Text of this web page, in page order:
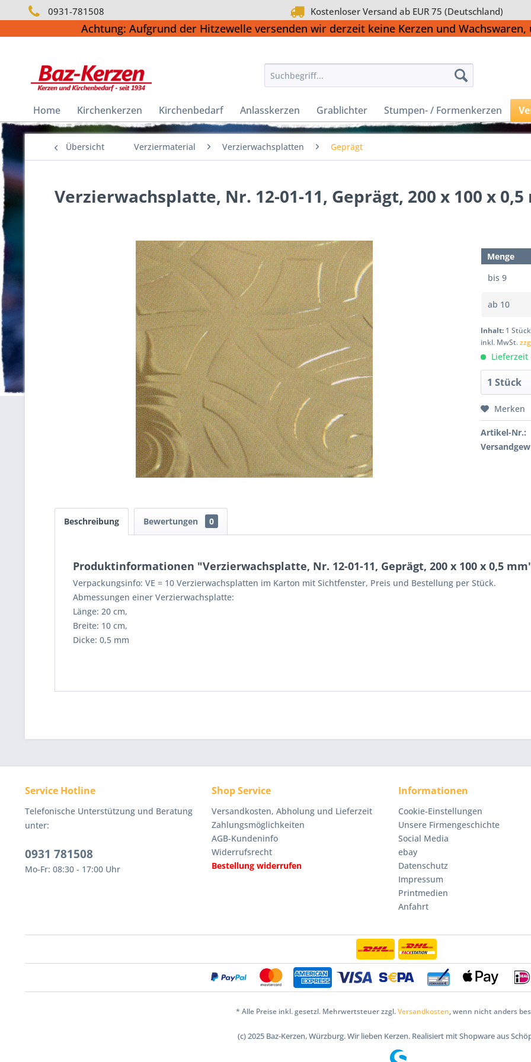
0931-781508 Kostenloser Versand ab EUR 75 (Deutschland)
Achtung: Aufgrund der Hitzewelle versenden wir derzeit keine Kerzen und
Home Kirchenkerzen Kirchenbedarf Anlasskerzen Grablichter Stumpen- / Formenkerzen
Übersicht Verziermaterial Verzierwachsplatten Geprägt
Verzierwachsplatte, Nr. 12-01-11, Geprägt, 200 x 100 x 0,5
Menge
bis9
ab 10
Inhalt: 1 Stück
inkl. MwSt.
Lieferzeit
Merken
Artikel-Nr.:
Beschreibung Bewertungen 0
Produktinformationen "Verzierwachsplatte, Nr. 12-01-11, Geprägt, 200 x 100 x 0,5
Verpackungsinfo: VE = 10 Verzierwachsplatten im Karton mit Sichtfenster, Preis und Bestellung per Stück.
Abmessungen einer Verzierwachsplatte:
Länge: 20 cm,
Breite: 10 cm,
Dicke: 0,5 mm
Service Hotline
Telefonische Unterstützung und Beratung
unter:
0931 781508
Mo-Fr: 08:30 - 17:00 Uhr
Shop Service
Versandkosten, Abholung und Lieferzeit
Zahlungsmöglichkeiten
AGB-Kundeninfo
Widerrufsrecht
Bestellung widerrufen
Informationen
Cookie-Einstellungen
Unsere Firmengeschichte
Social Media
ebay
Datenschutz
Impressum
Printmedien
Anfahrt
* Alle Preise inkl. gesetzl. Mehrwertsteuer zzgl.Versandkosten, wenn nicht anders
(c) 2025 Baz-Kerzen, Würzburg. Wir lieben Kerzen. Realisiert mit Shopware aus